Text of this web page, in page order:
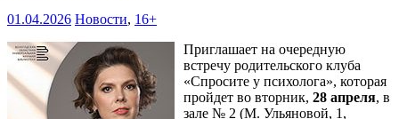
01.04.2026 Новости, 16+
Приглашает на очередную
встречу родительского клуба
«Спросите у психолога», которая
пройдет во вторник, 28 апреля, в
зале № 2 (М. Ульяновой, 1,